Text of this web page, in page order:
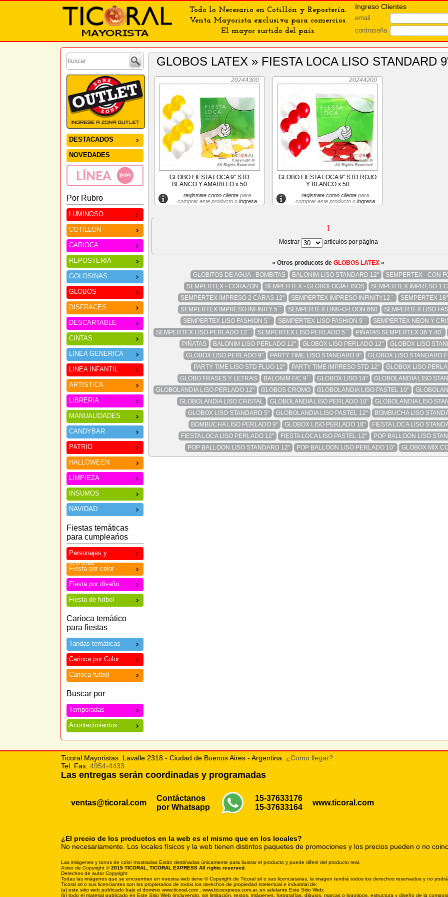
Todo lo Necesario en Cotillón y Repostería.
Venta Mayorista exclusiva para comercios.
El mayor surtido del país.
Ingreso Clientes
email
contraseña
DESTACADOS
NOVEDADES
Por Rubro
LUMINOSO
COTILLON
CARIOCA
REPOSTERIA
GOLOSINAS
GLOBOS
DISFRACES
DESCARTABLE
CINTAS
LINEA GENERICA
LINEA INFANTIL
ARTISTICA
LIBRERIA
MANUALIDADES
CANDYBAR
PATRIO
HALLOWEEN
LIMPIEZA
INSUMOS
NAVIDAD
Fiestas temáticas
para cumpleańos
Personajes y
licencias
Fiesta por color
Fiesta por diseño
Fiesta de futbol
Carioca temático
para fiestas
Tandas temáticas
Carioca por Color
Carioca futbol
Buscar por
Temporadas
Acontecimientos
GLOBOS LATEX » FIESTA LOCA LISO STANDARD
20244300
GLOBO FIESTA LOCA 9" STD
BLANCO Y AMARILLO x 50
registrate como clientepara
comprar este producto o ingresa
20244200
GLOBO FIESTA LOCA 9" STD ROJO
Y BLANCO x 50
registrate como clientepara
comprar este producto o ingresa
1
Mostrar artículos por página
» Otros producots de GLOBOS LATEX «
GLOBITOS DE AGUA - BOMBITAS
BALONIM LISO STANDARD 12"
SEMPERTEX - CON
SEMPERTEX - CORAZON
SEMPERTEX - GLOBOLOGIA LISOS
SEMPERTEX IMPRESO 1
SEMPERTEX IMPRESO 2 CARAS 12"
SEMPERTEX IMPRESO INFINITY12´´
SEMPERTEX
SEMPERTEX IMPRESO INFINITY 5´´
SEMPERTEX LINK-O-LOON 660
SEMPERTEX LISO
SEMPERTEX LISO FASHION 5´´
SEMPERTEX LISO FASHION 9´´
SEMPERTEX NEON Y
SEMPERTEX LISO PERLADO 12´´
SEMPERTEX LISO PERLADO 5´´
PIÑATAS SEMPERTEX 36 Y 40´
PIÑATAS
BALONIM LISO PERLADO 12" GLOBOX LISO PERLADO 12"
GLOBOX LISO
GLOBOX LISO PERLADO 9"
PARTY TIME LISO STANDARD 9"
GLOBOX LISO STANDARD
PARTY TIME LISO STD FLUO 12"
PARTY TIME IMPRESO STD 12"
GLOBOX LISO
GLOBO FRASES Y LETRAS
BALONIM F/C 9´´ GLOBOX LISO 14"
GLOBOLANDIA LISO
GLOBOLANDIA LISO PERLADO 12"
GLOBOS CROMO GLOBOLANDIA LISO PASTEL 10"
GLOBOLANDIA LISO CRISTAL
GLOBOLANDIA LISO PERLADO 10"
GLOBOLANDIA LISO
GLOBOX LISO STANDARD 5"
GLOBOLANDIA LISO PASTEL 12"
BOMBUCHA LISO
BOMBUCHA LISO PERLADO 9"
GLOBOX LISO PERLADO 18"
FIESTA LOCA LISO
FIESTA LOCA LISO PERLADO 12"
FIESTA LOCA LISO PASTEL 12"
POP BALLOON LISO
POP BALLOON LISO STANDARD 12"
POP BALLOON LISO PERLADO 10" GLOBOX MIX
Ticoral Mayoristas. Lavalle 2318 - Ciudad de Buenos Aires - Argentina. ¿Como llegar?
Tel. Fax. 4954-4433
Las entregas serán coordinadas y programadas
ventas@ticoral.com
Contáctanos
por Whatsapp
15-37633176
15-37633164
www.ticoral.com
¿El precio de los productos en la web es el mismo que en los locales?
No necesariamente. Los locales físicos y la web tienen distintos paquetes de promociones y los precios pueden o no
Las imágenes y tonos de color mostradas Están destinadas únicamente para ilustrar el producto y puede diferir del producto real.
Aviso de Copyright ©2015 TICORAL, TICORAL EXPRESS All rights reserved.
Derechos de autor Copyright
Todas las imágenes que se encuentran en nuestra web tiene © Copyright de Ticoral srl o sus licenciatarias, la imagen tendrá todos los derechos reservados y no
Ticoral srl o sus licenciantes son los propietarios de todos los derechos de propiedad intelectual e industrial de:
(a) este sitio web publicado bajo el dominio www.ticoral.com , www.ticoexpress.com.ar, en adelante Este Sitio Web;
(b) todo el material publicado en Este Sitio Web (incluyendo, sin limitación, textos, imágenes, fotografías, dibujos, marcas o logotipos, estructura y diseño de la